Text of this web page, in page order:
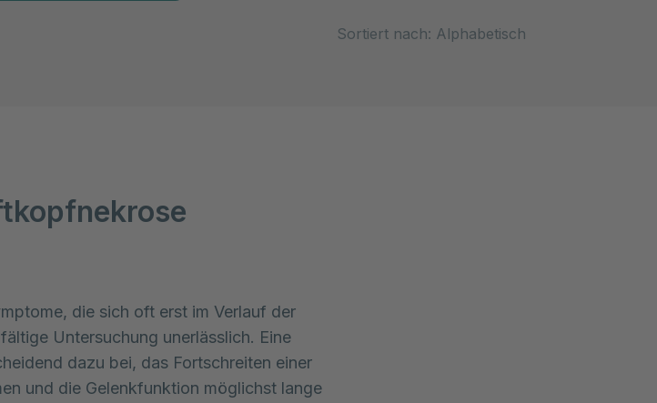
die sich oft erst im Verlauf der
Untersuchung unerlässlich. Eine
dazu bei, das Fortschreiten einer
und die Gelenkfunktion möglichst lange